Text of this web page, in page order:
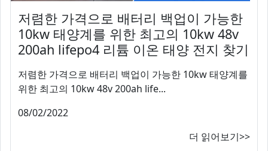
저렴한 가격으로 배터리 백업이 가능한
10kw 태양계를 위한 최고의 10kw 48v
200ah lifepo4 리튬 이온 태양 전지 찾기
저렴한 가격으로 배터리 백업이 가능한 10kw 태양계를
위한 최고의 10kw 48v 200ah life...
08/02/2022
더 읽어보기>>